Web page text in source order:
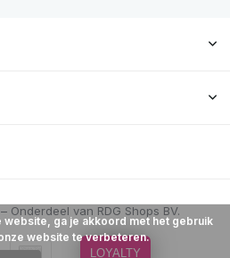
website, ga je akkoord met het gebruik
website te verbeteren.
LOYALTY